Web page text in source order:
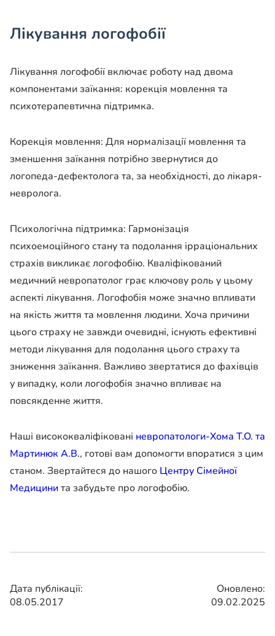
Лікування логофобії
Лікування логофобії включає роботу над двома
компонентами заїкання: корекція мовлення та
психотерапевтична підтримка.
Корекція мовлення: Для нормалізації мовлення та
зменшення заїкання потрібно звернутися до
логопеда-дефектолога та, за необхідності, до лікаря-
невролога.
Психологічна підтримка: Гармонізація
психоемоційного стану та подолання ірраціональних
страхів викликає логофобію. Кваліфікований
медичний невропатолог грає ключову роль у цьому
аспекті лікування. Логофобія може значно впливати
на якість життя та мовлення людини. Хоча причини
цього страху не завжди очевидні, існують ефективні
методи лікування для подолання цього страху та
зниження заїкання. Важливо звертатися до фахівців
у випадку, коли логофобія значно впливає на
повсякденне життя.
Наші висококваліфіковані невропатологи-Хома Т.О. та
Мартинюк А.В., готові вам допомогти впоратися з цим
станом. Звертайтеся до нашого Центру Сімейної
Медицинита забудьте про логофобію.
Дата публікації:
08.05.2017
Оновлено:
09.02.2025